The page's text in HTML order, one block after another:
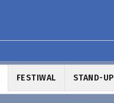
FESTIWAL STAND-UP